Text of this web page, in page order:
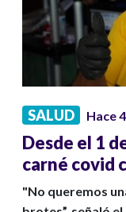
SALUD Hace
Desde el 1
carné covid
"No queremos